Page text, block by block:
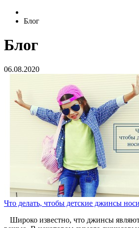
Блог
Блог
06.08.2020
Что делать, чтобы детские джинсы
Широко известно, что джинсы